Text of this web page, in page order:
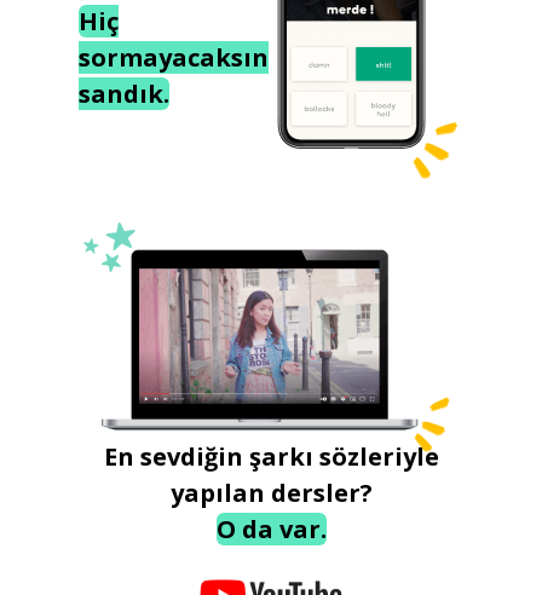
Hiç
sormayacaksın
sandık.
En sevdiğin şarkı sözleriyle
yapılan dersler?
O da var.